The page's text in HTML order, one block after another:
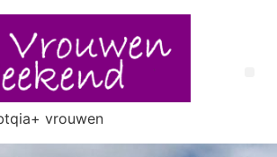
vrouwen